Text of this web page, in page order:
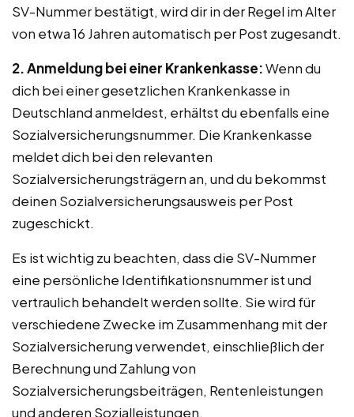
SV-Nummer bestätigt, wird dir in der Regel im Alter
von etwa 16 Jahren automatisch per Post zugesandt.
2. Anmeldung bei einer Krankenkasse:Wenn du
dich bei einer gesetzlichen Krankenkasse in
Deutschland anmeldest, erhältst du ebenfalls eine
Sozialversicherungsnummer. Die Krankenkasse
meldet dich bei den relevanten
Sozialversicherungsträgern an, und du bekommst
deinen Sozialversicherungsausweis per Post
zugeschickt.
Es ist wichtig zu beachten, dass die SV-Nummer
eine persönliche Identifikationsnummer ist und
vertraulich behandelt werden sollte. Sie wird für
verschiedene Zwecke im Zusammenhang mit der
Sozialversicherung verwendet, einschließlich der
Berechnung und Zahlung von
Sozialversicherungsbeiträgen, Rentenleistungen
und anderen Sozialleistungen.